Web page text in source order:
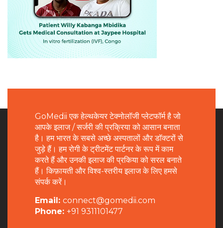
GoMedii एक हेल्थकेयर टेक्नोलॉजी प्लेटफॉर्म है जो
आपके इलाज / सर्जरी की प्रक्रिया को आसान बनाता
है। हम भारत के सबसे अच्छे अस्पतालों और डॉक्टरों से
जुड़े हैं। हम रोगी के ट्रीटमेंट पार्टनर के रूप में काम
करते हैं और उनकी इलाज की प्रकिया को सरल बनाते
हैं। किफ़ायती और विश्व-स्तरीय इलाज के लिए हमसे
संपर्क करें।
Email: connect@gomedii.com
Phone: +91 9311101477